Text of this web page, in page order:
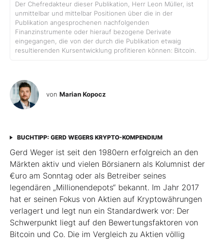
Der Chefredakteur dieser Publikation, Herr Leon Müller, ist
unmittelbar und mittelbar Positionen über die in der
Publikation angesprochenen nachfolgenden
Finanzinstrumente oder hierauf bezogene Derivate
eingegangen, die von der durch die Publikation etwaig
resultierenden Kursentwicklung profitieren können: Bitcoin.
von Marian Kopocz
BUCHTIPP: GERD WEGERS KRYPTO-KOMPENDIUM
Gerd Weger ist seit den 1980ern erfolgreich an den
Märkten aktiv und vielen Börsianern als Kolumnist der
€uro am Sonntag oder als Betreiber seines
legendären „Millionen­depots“ bekannt. Im Jahr 2017
hat er seinen Fokus von Aktien auf Kryptowährungen
verlagert und legt nun ein Standardwerk vor: Der
Schwerpunkt liegt auf den Bewertungsfaktoren von
Bitcoin und Co. Die im Ver­gleich zu Aktien völlig